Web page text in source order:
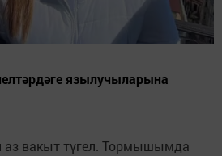
язылучыларына
аз вакыт түгел. Тормышымда